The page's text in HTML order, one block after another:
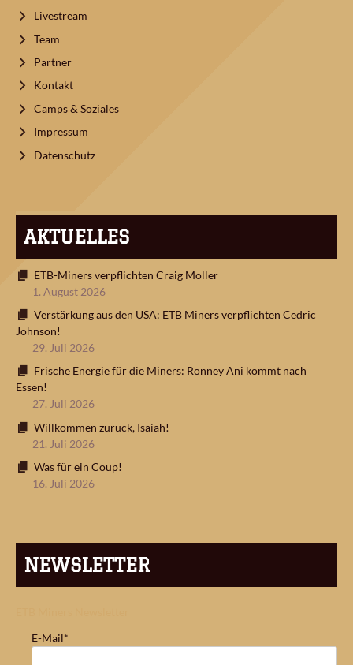
Livestream
Team
Partner
Kontakt
Camps & Soziales
Impressum
Datenschutz
AKTUELLES
ETB-Miners verpflichten Craig Moller
1. August 2026
Verstärkung aus den USA: ETB Miners verpflichten Cedric
Johnson!
29. Juli 2026
Frische Energie für die Miners: Ronney Ani kommt nach
Essen!
27. Juli 2026
Willkommen zurück, Isaiah!
21. Juli 2026
Was für ein Coup!
16. Juli 2026
NEWSLETTER
E-Mail*